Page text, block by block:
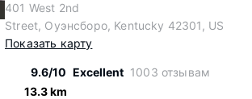
401 West 2nd
Street, Оуэнсборо, Kentucky 42301, US
Показать карту
9.6/10 Excellent 1003 отзывам
13.3 km